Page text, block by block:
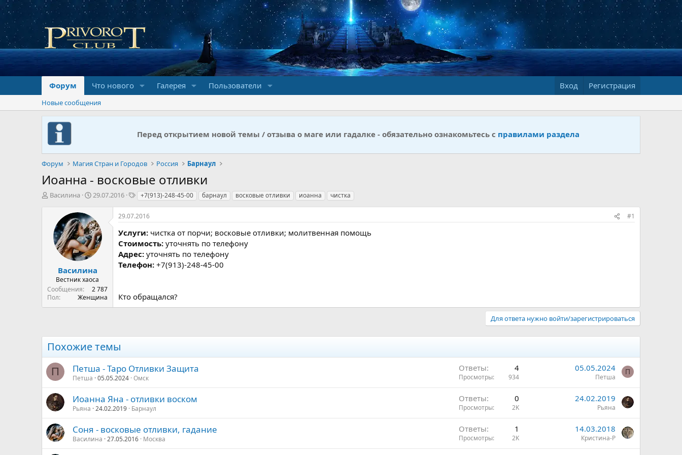
Форум Что нового Галерея Пользователи Вход Регистрация
Новые сообщения
Перед открытием новой темы / отзыва о маге или гадалке - обязательно ознакомьтесь с правилами раздела
Форум Магия Стран и Городов Россия Барнаул
Иоанна - восковые отливки
А
Василина
Д
а
н
а
ч
а
л
а
29.07.2016
Т
г
и
+7(913)-248-45-00 барнаул восковые отливки иоанна чистка
Василина
Вестник хаоса
Сообщения
2 787
Пол
Женщина
29.07.2016 #1
Услуги: чистка от порчи; восковые отливки; молитвенная помощь
Стоимость: уточнять по телефону
Адрес: уточнять по телефону
Телефон: +7(913)-248-45-00
Кто обращался?
Для ответа нужно войти/зарегистрироваться
Похожие темы
П Петша - Таро Отливки Защита
Петша 05.05.2024 Омск
Ответы 4
Просмотры 934
05.05.2024
Петша
П
Иоанна Яна - отливки воском
Рьяна 24.02.2019 Барнаул
Ответы 0
Просмотры 2K
24.02.2019
Рьяна
Соня - восковые отливки, гадание
Василина 27.05.2016 Москва
Ответы 1
Просмотры 2K
14.03.2018
Кристина-Р